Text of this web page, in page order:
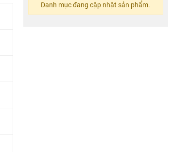
Danh mục đang cập nhật sản phẩm.